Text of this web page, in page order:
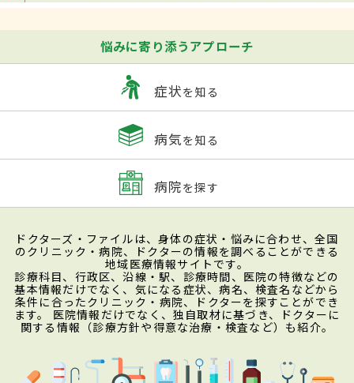
悩みに寄り添うアプローチ
症状を知る
病気を知る
病院を探す
ドクターズ・ファイルは、身体の症状・悩みに合わせ、全国
のクリニック・病院、ドクターの情報を調べることができる
地域医療情報サイトです。
診療科目、行政区、沿線・駅、診療時間、医院の特徴などの
基本情報だけでなく、気になる症状、病名、検査名などから
条件に合ったクリニック・病院、ドクターを探すことができ
ます。 医院情報だけでなく、独自取材に基づき、ドクターに
関する情報（診療方針や得意な治療・検査など）も紹介。